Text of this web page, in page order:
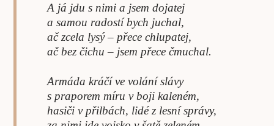
A já jdu s nimi a jsem dojatej
a samou radostí bych juchal,
ač zcela lysý – přece chlupatej,
ač bez čichu – jsem přece čmuchal.
Armáda kráčí ve volání slávy
s praporem míru v boji kaleném,
hasiči v přilbách, lidé z lesní správy,